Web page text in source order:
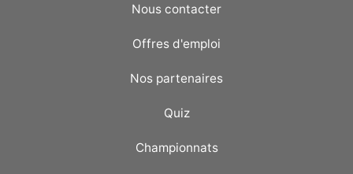
Nous contacter
Offres d'emploi
Nos partenaires
Quiz
Championnats